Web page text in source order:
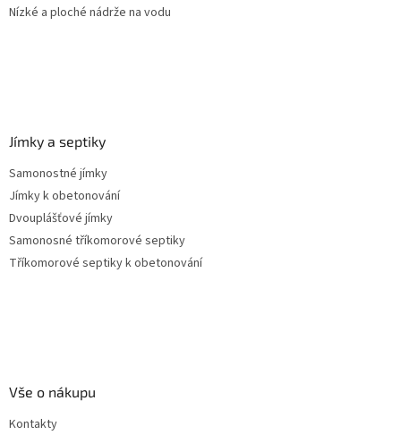
Nízké a ploché nádrže na vodu
Jímky a septiky
Samonostné jímky
Jímky k obetonování
Dvouplášťové jímky
Samonosné tříkomorové septiky
Tříkomorové septiky k obetonování
Vše o nákupu
Kontakty